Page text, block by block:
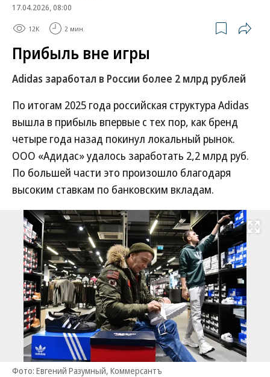
17.04.2026, 08:00
12K 2 мин.
Прибыль вне игры
Adidas заработал в России более 2 млрд рублей
По итогам 2025 года российская структура Adidas
вышла в прибыль впервые с тех пор, как бренд
четыре года назад покинул локальный рынок.
ООО «Адидас» удалось заработать 2,2 млрд руб.
По большей части это произошло благодаря
высоким ставкам по банковским вкладам.
Развернуть
Фото: Евгений Разумный, Коммерсантъ